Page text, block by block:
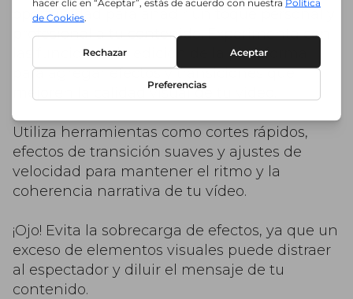
oportunidad para añadir un toque personal y
profesional a tu contenido. Experimenta con
las funciones de edición de la plataforma
para agregar efectos y transiciones que
mejoren la calidad visual de tu vídeo.
Utiliza herramientas como cortes rápidos,
efectos de transición suaves y ajustes de
velocidad para mantener el ritmo y la
coherencia narrativa de tu vídeo.
¡Ojo! Evita la sobrecarga de efectos, ya que un
exceso de elementos visuales puede distraer
al espectador y diluir el mensaje de tu
contenido.